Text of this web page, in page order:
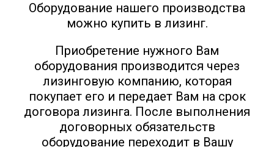
Оборудование нашего производства
можно купить в лизинг.
Приобретение нужного Вам
оборудования производится через
лизинговую компанию, которая
покупает его и передает Вам на срок
договора лизинга. После выполнения
договорных обязательств
оборудование переходит в Вашу